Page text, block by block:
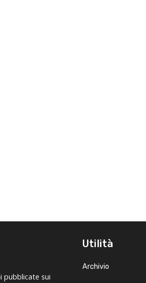
pubblicate sui
Utilità
Archivio